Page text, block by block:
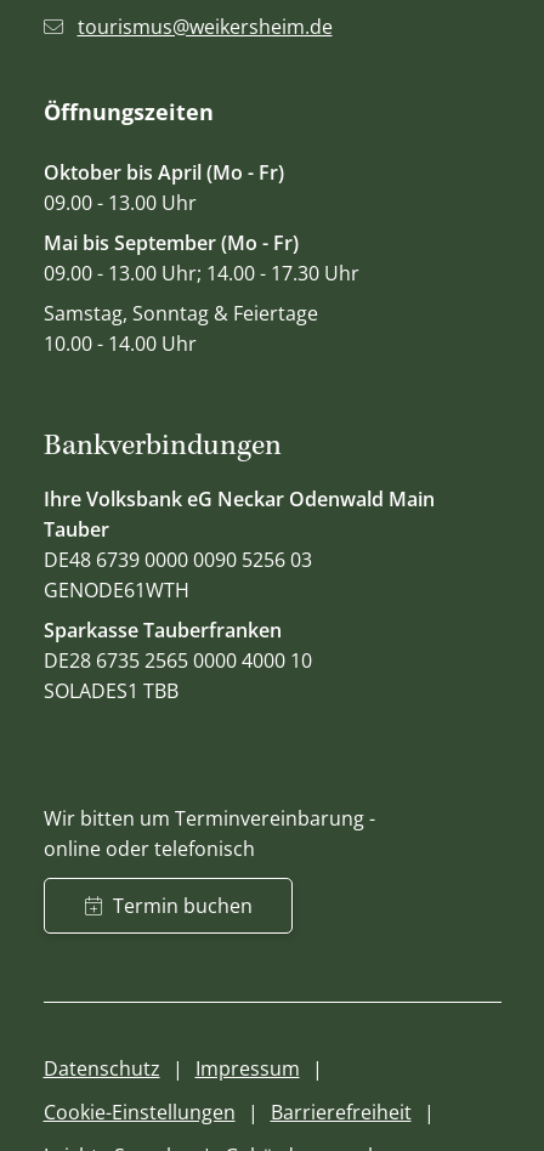
Bankverbindungen
Ihre Volksbank eG Neckar Odenwald Main
Tauber
DE48 6739 0000 0090 5256 03
GENODE61WTH
Sparkasse Tauberfranken
DE28 6735 2565 0000 4000 10
SOLADES1 TBB
Wir bitten um Terminvereinbarung -
online oder telefonisch
Termin buchen
tourismus@weikersheim.de
Öffnungszeiten
Oktober bis April (Mo - Fr)
09.00 - 13.00 Uhr
Mai bis September (Mo - Fr)
09.00 - 13.00 Uhr; 14.00 - 17.30 Uhr
Samstag, Sonntag & Feiertage
10.00 - 14.00 Uhr
Datenschutz
Impressum
Cookie-Einstellungen
Barrierefreiheit